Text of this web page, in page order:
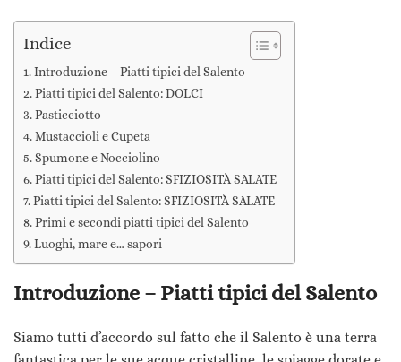
Indice
Introduzione – Piatti tipici del Salento
Piatti tipici del Salento: DOLCI
Pasticciotto
Mustaccioli e Cupeta
Spumone e Nocciolino
Piatti tipici del Salento: SFIZIOSITÀ SALATE
Piatti tipici del Salento: SFIZIOSITÀ SALATE
Primi e secondi piatti tipici del Salento
Luoghi, mare e… sapori
Introduzione – Piatti tipici del Salento
Siamo tutti d’accordo sul fatto che il Salento è una terra